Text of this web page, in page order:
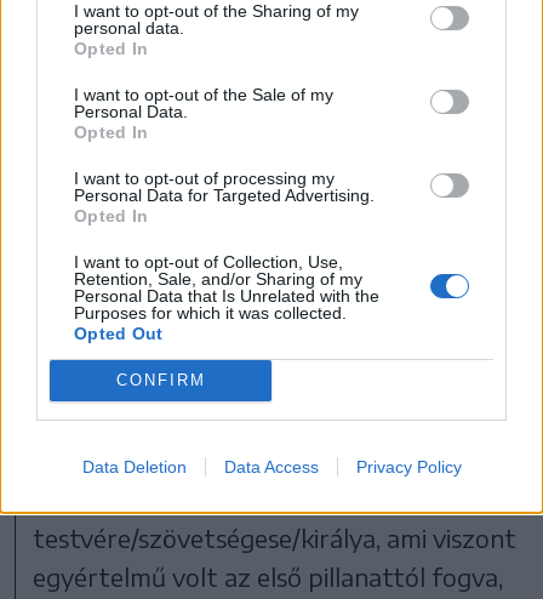
I want to opt-out of the Sharing of my
personal data.
Opted In
I want to opt-out of the Sale of my
Personal Data.
Opted In
I want to opt-out of processing my
Personal Data for Targeted Advertising.
Opted In
I want to opt-out of Collection, Use,
Retention, Sale, and/or Sharing of my
Personal Data that Is Unrelated with the
Purposes for which it was collected.
Opted Out
CONFIRM
Data Deletion Data Access Privacy Policy
A viking történelemben nem éppen
jeleskedő átlagnézőnek nincs könnyű
dolga a sorozat elején a felvonultatott
szereplők láttán, még az első két epizód
után is csak kapkodtuk a fejünket, hogy
testvére/szövetségese/királya, ami viszont
egyértelmű volt az első pillanattól fogva,